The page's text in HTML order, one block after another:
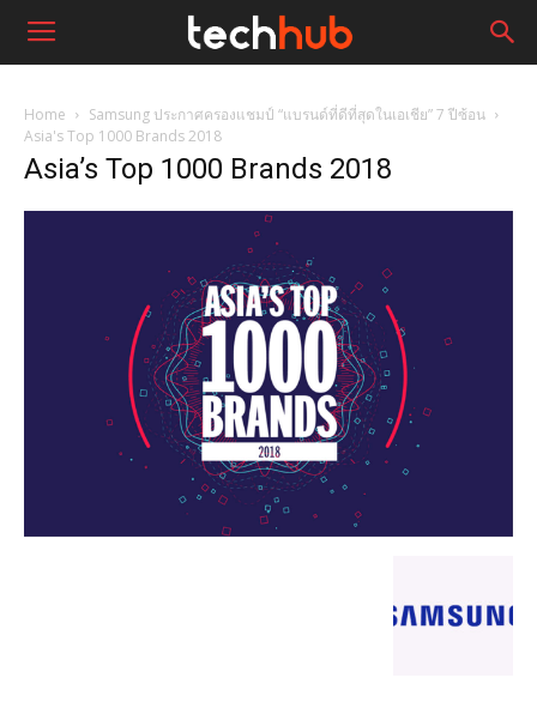
Home
Samsung ประกาศครองแชมป์ “แบรนด์ที่ดีที่สุดในเอเชีย” 7 ปีซ้อน
Asia's Top 1000 Brands 2018
Asia’s Top 1000 Brands 2018